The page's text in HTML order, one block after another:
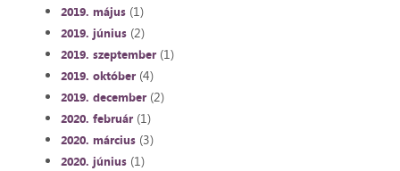
2019. május(1)
2019. június(2)
2019. szeptember(1)
2019. október(4)
2019. december(2)
2020. február(1)
2020. március(3)
2020. június(1)